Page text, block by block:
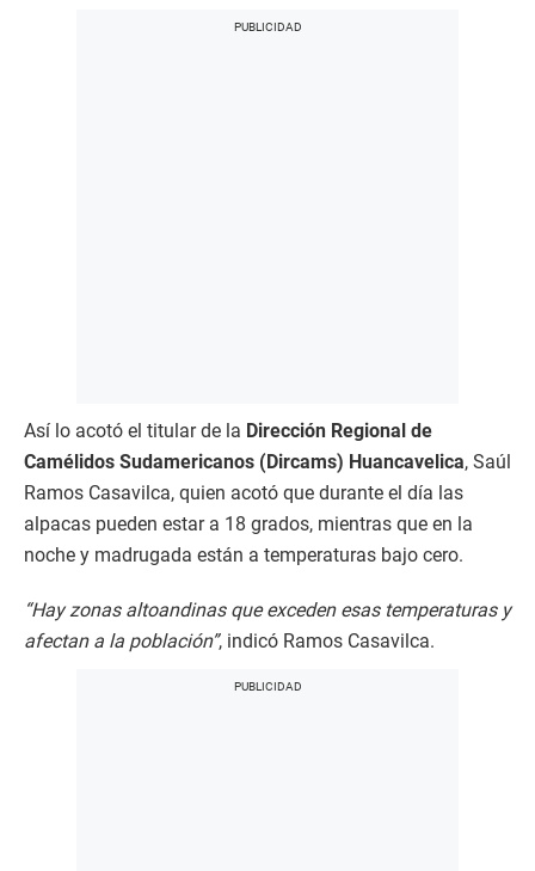
Así lo acotó el titular de la Dirección Regional de
Camélidos Sudamericanos (Dircams) Huancavelica, Saúl
Ramos Casavilca, quien acotó que durante el día las
alpacas pueden estar a 18 grados, mientras que en la
noche y madrugada están a temperaturas bajo cero.
“Hay zonas altoandinas que exceden esas temperaturas y
afectan a la población”, indicó Ramos Casavilca.